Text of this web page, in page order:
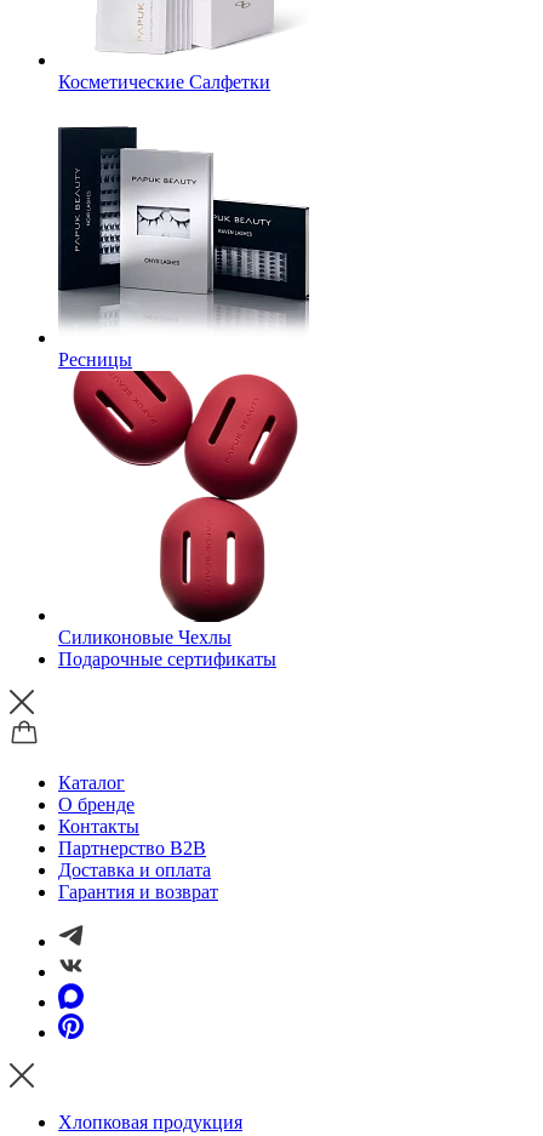
Косметические Салфетки
Ресницы
Силиконовые Чехлы
Подарочные сертификаты
Каталог
О бренде
Контакты
Партнерство B2B
Доставка и оплата
Гарантия и возврат
Хлопковая продукция